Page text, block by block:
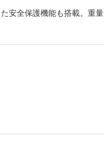
安全保護機能も搭載。重量